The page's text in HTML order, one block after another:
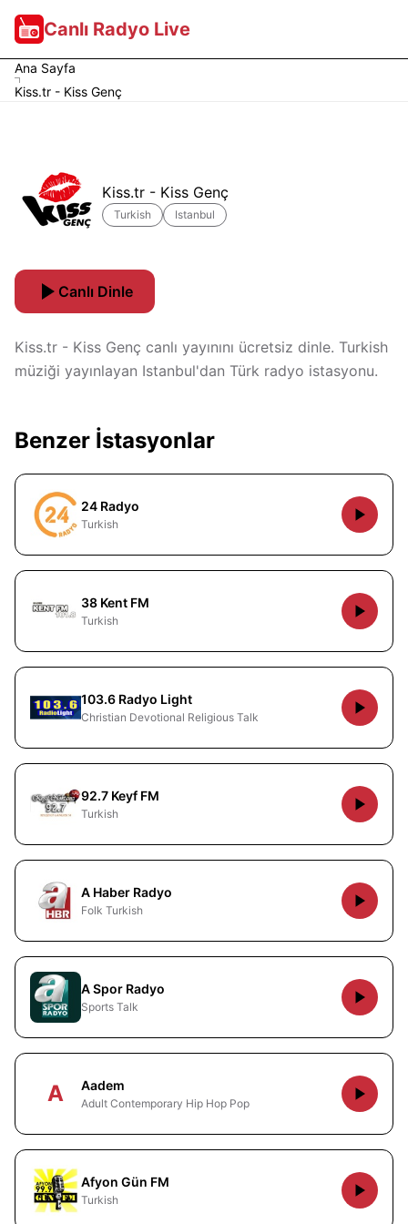
Canlı Radyo Live
Ana Sayfa
Kiss.tr - Kiss Genç
Kiss.tr - Kiss Genç
Turkish Istanbul
Canlı Dinle
Kiss.tr - Kiss Genç canlı yayınını ücretsiz dinle. Turkish
müziği yayınlayan Istanbul'dan Türk radyo istasyonu.
Benzer İstasyonlar
24 Radyo
Turkish
38 Kent FM
Turkish
103.6 Radyo Light
Christian Devotional Religious Talk
92.7 Keyf FM
Turkish
A Haber Radyo
Folk Turkish
A Spor Radyo
Sports Talk
A Aadem
Adult Contemporary Hip Hop Pop
Afyon Gün FM
Turkish